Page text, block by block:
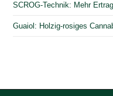
SCROG-Technik: Mehr
Guaiol: Holzig-rosiges